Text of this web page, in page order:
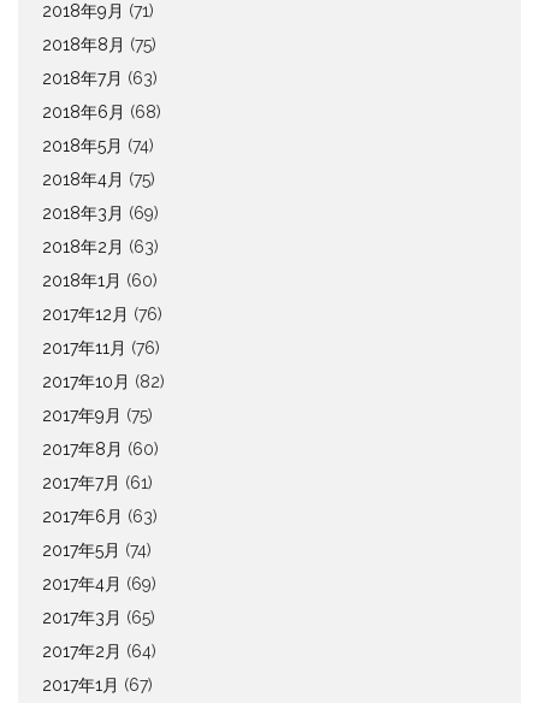
2018年9月 (71)
2018年8月 (75)
2018年7月 (63)
2018年6月 (68)
2018年5月 (74)
2018年4月 (75)
2018年3月 (69)
2018年2月 (63)
2018年1月 (60)
2017年12月 (76)
2017年11月 (76)
2017年10月 (82)
2017年9月 (75)
2017年8月 (60)
2017年7月 (61)
2017年6月 (63)
2017年5月 (74)
2017年4月 (69)
2017年3月 (65)
2017年2月 (64)
2017年1月 (67)